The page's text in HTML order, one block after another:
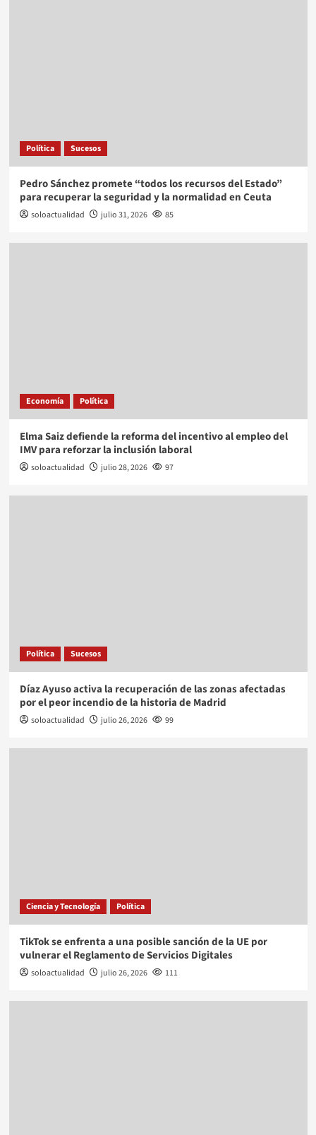
Política Sucesos
Pedro Sánchez promete “todos los recursos del Estado”
para recuperar la seguridad y la normalidad en Ceuta
soloactualidad julio 31, 2026 85
Economía Política
Elma Saiz defiende la reforma del incentivo al empleo del
IMV para reforzar la inclusión laboral
soloactualidad julio 28, 2026 97
Política Sucesos
Díaz Ayuso activa la recuperación de las zonas afectadas
por el peor incendio de la historia de Madrid
soloactualidad julio 26, 2026 99
Ciencia y Tecnología Política
TikTok se enfrenta a una posible sanción de la UE por
vulnerar el Reglamento de Servicios Digitales
soloactualidad julio 26, 2026 111